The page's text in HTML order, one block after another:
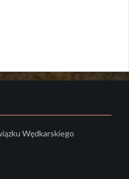
Wędkarskiego